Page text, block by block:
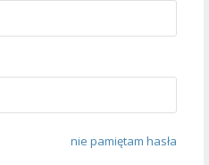
nie pamiętam hasła